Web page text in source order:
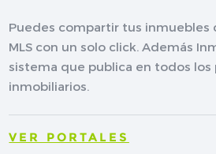
Puedes compartir tus inmuebles
MLS con un solo click. Además
sistema que publica en todos los
inmobiliarios.
VER PORTALES